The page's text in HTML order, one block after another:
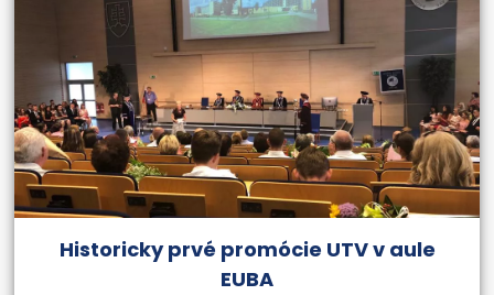
Historicky prvé promócie UTV v aule
EUBA